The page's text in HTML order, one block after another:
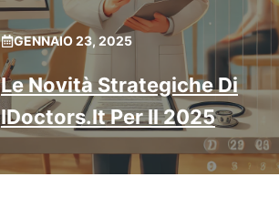
GENNAIO 23, 2025
Le Novità Strategiche Di
IDoctors.it Per Il 2025